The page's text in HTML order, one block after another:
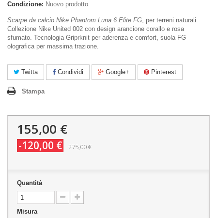
Condizione: Nuovo prodotto
Scarpe da calcio Nike Phantom Luna 6 Elite FG, per terreni naturali.
Collezione Nike United 002 con design arancione corallo e rosa
sfumato. Tecnologia Griprknit per aderenza e comfort, suola FG
olografica per massima trazione.
Twitta Condividi Google+ Pinterest
Stampa
155,00 €
-120,00 € 275,00 €
Quantità
Misura